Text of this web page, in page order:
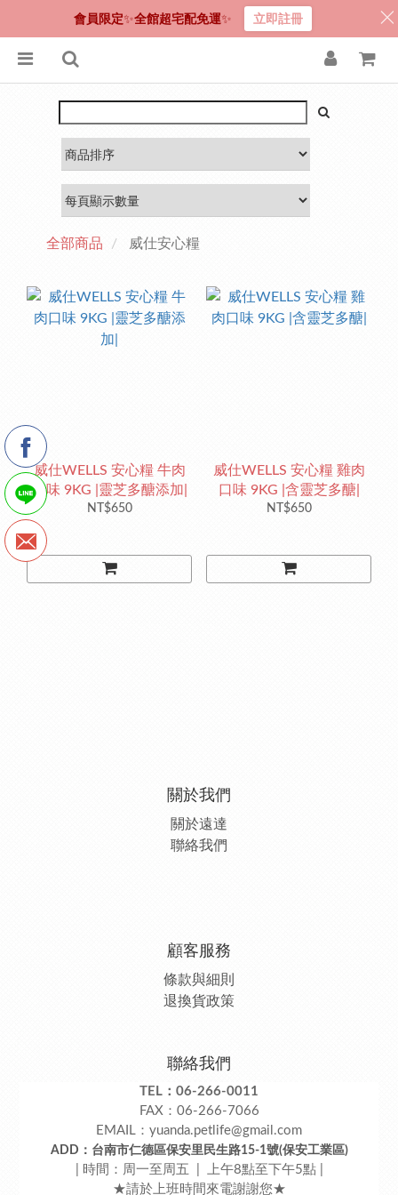
全部商品 威仕安心糧
威仕WELLS 安心糧 牛肉
口味 9KG |靈芝多醣添加|
NT$650
威仕WELLS 安心糧 雞肉
口味 9KG |含靈芝多醣|
NT$650
關於我們
關於遠達
聯絡我們
顧客服務
條款與細則
退換貨政策
聯絡我們
TEL：06-266-0011
FAX：06-266-7066
EMAIL：yuanda.petlife@gmail.com
ADD：台南市仁德區保安里民生路15-1號(保安工業區)
| 時間：周一至周五 | 上午8點至下午5點 |
★請於上班時間來電謝謝您★
會員限定✨全館超宅配免運✨ 立即註冊